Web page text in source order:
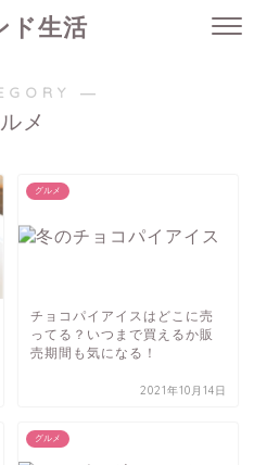
ド生活
―
メ
グルメ
チョコパイアイスはどこに売
ってる？いつまで買えるか販
売期間も気になる！
2021年10月14日
グルメ